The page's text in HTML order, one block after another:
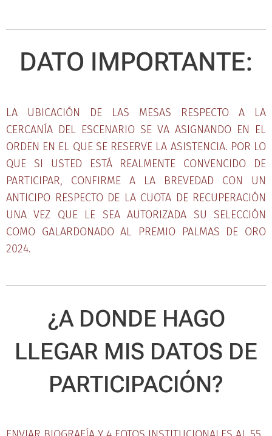
DATO IMPORTANTE:
LA UBICACIÓN DE LAS MESAS RESPECTO A LA
CERCANÍA DEL ESCENARIO SE VA ASIGNANDO EN EL
ORDEN EN EL QUE SE RESERVE LA ASISTENCIA. POR LO
QUE SI USTED ESTÁ REALMENTE CONVENCIDO DE
PARTICIPAR, CONFIRME A LA BREVEDAD CON UN
ANTICIPO RESPECTO DE LA CUOTA DE RECUPERACIÓN
UNA VEZ QUE LE SEA AUTORIZADA SU SELECCIÓN
COMO GALARDONADO AL PREMIO PALMAS DE ORO
2024.
¿A DONDE HAGO
LLEGAR MIS DATOS DE
PARTICIPACIÓN?